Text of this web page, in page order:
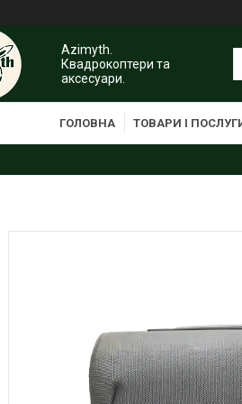
Azimyth.
Квадрокоптери та
аксесуари.
ГОЛОВНА ТОВАРИ І